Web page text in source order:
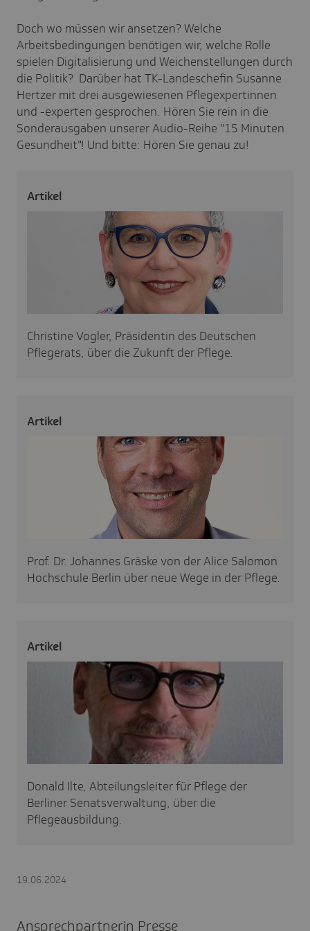
Doch wo müssen wir ansetzen? Welche
Arbeitsbedingungen benötigen wir, welche Rolle
spielen Digitalisierung und Weichenstellungen durch
die Politik? Darüber hat TK-Landeschefin Susanne
Hertzer mit drei ausgewiesenen Pflegexpertinnen
und -experten gesprochen. Hören Sie rein in die
Sonderausgaben unserer Audio-Reihe "15 Minuten
Gesundheit"! Und bitte: Hören Sie genau zu!
Artikel
Christine Vogler, Präsidentin des Deutschen
Pflegerats, über die Zukunft der Pflege.
Artikel
Prof. Dr. Johannes Gräske von der Alice Salomon
Hochschule Berlin über neue Wege in der Pflege.
Artikel
Donald Ilte, Abteilungsleiter für Pflege der
Berliner Senatsverwaltung, über die
Pflegeausbildung.
19.06.2024
Ansprechpartnerin Presse